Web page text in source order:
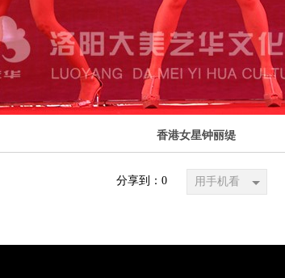
香港女星钟丽缇
分享到： 0 用手机看